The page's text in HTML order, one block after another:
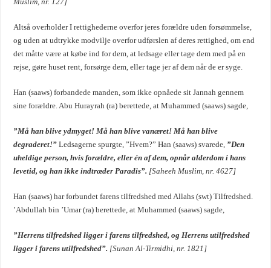
Altså overholder I rettighederne overfor jeres forældre uden forsømmelse,
og uden at udtrykke modvilje overfor udførslen af deres rettighed, om end
det måtte være at købe ind for dem, at ledsage eller tage dem med på en
rejse, gøre huset rent, forsørge dem, eller tage jer af dem når de er syge.
Han (saaws) forbandede manden, som ikke opnåede sit Jannah gennem
sine forældre. Abu Hurayrah (ra) berettede, at Muhammed (saaws) sagde,
”Må han blive ydmyget! Må han blive vanæret! Må han blive
degraderet!” Ledsagerne spurgte, ”Hvem?” Han (saaws) svarede, ”Den
uheldige person, hvis forældre, eller én af dem, opnår alderdom i hans
levetid, og han ikke indtræder Paradis”. [Saheeh Muslim, nr. 4627]
Han (saaws) har forbundet farens tilfredshed med Allahs (swt) Tilfredshed.
’Abdullah bin ’Umar (ra) berettede, at Muhammed (saaws) sagde,
”Herrens tilfredshed ligger i farens tilfredshed, og Herrens utilfredshed
ligger i farens utilfredshed”. [Sunan Al-Tirmidhi, nr. 1821]